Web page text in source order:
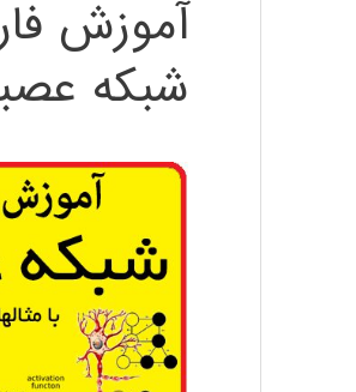
آموزش
شبکه